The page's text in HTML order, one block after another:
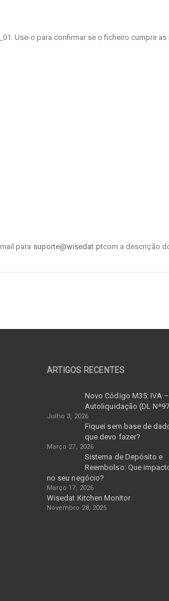
Use-o para confirmar se o ficheiro cumpre as
para suporte@wisedat.ptcom a descrição
ARTIGOS RECENTES
Novo Código M35: IVA –
Autoliquidação (DL
Julho 3, 2026
Fiquei sem base de
que devo fazer?
Março 27, 2026
Sistema de Depósito e
Reembolso: Que
no seu negócio?
Março 17, 2026
Wisedat Kitchen Monitor
Novembro 28, 2025